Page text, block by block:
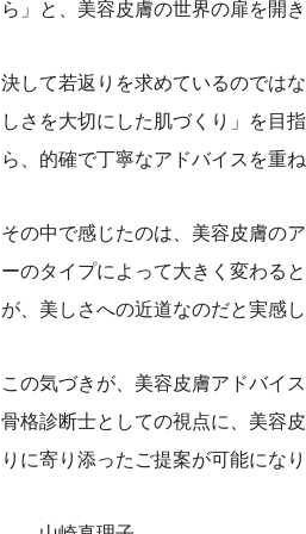
ら」と、美容皮膚の世界の扉を開
決して若返りを求めているのでは
しさを大切にした肌づくり」を
ら、的確で丁寧なアドバイスを重
その中で感じたのは、美容皮膚の
ーのタイプによって大きく変わる
が、美しさへの近道なのだと実感
この気づきが、美容皮膚アドバイ
骨格診断士としての視点に、美容
りに寄り添ったご提案が可能にな